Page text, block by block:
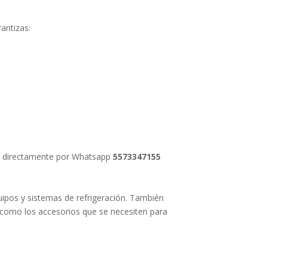
por Whatsapp5573347155
y sistemas de refrigeración. También
los accesorios que se necesiten para